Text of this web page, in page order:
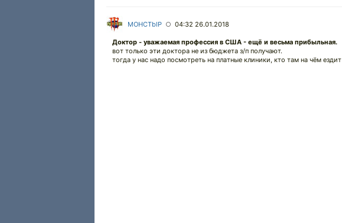
MOHCTbIP ○ 04:32 26.01.2018
Доктор - уважаемая профессия в США - ещё и весьма прибыльная.
вот только эти доктора не из бюджета з/п получают.
тогда у нас надо посмотреть на платные клиники, кто там на чём ездит